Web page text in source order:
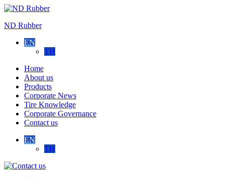
Skip
content
ND Rubber
EN
TH
Home
About us
Products
Corporate News
Tire Knowledge
Corporate Governance
Contact us
EN
TH
Contact